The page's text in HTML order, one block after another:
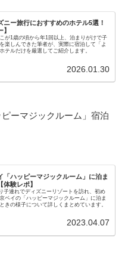
ニー旅行におすすめのホテル5選！
が1歳の頃から年1回以上、泊まりがけで子
楽しんできた筆者が、実際に宿泊して「よ
テルだけを厳選してご紹介します。
2026.01.30
ーマジックルーム」宿泊
「ハッピーマジックルーム」に泊ま
体験レポ】
子連れでディズニーリゾートを訪れ、初め
ベイの「ハッピーマジックルーム」に泊ま
きの様子について詳しくまとめています。
2023.04.07